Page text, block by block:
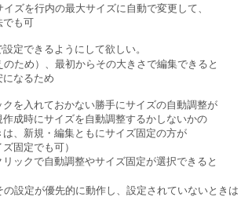
を行内の最大サイズに自動で変更して、
も可
定できるようにして欲しい。
め）、最初からその大きさで編集できると
なるため
を入れておかない勝手にサイズの自動調整が
時にサイズを自動調整するかしないかの
、新規・編集ともにサイズ固定の方が
固定でも可）
クで自動調整やサイズ固定が選択できると
定が優先的に動作し、設定されていないときは